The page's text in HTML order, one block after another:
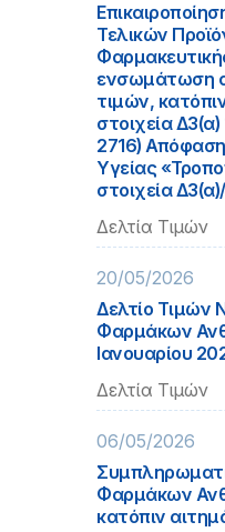
Τελικών
ενσωμάτωση
τιμών,
στοιχεία
2716)
Υγείας
στοιχεία
Δελτία Τιμών
20/05/2026
Δελτίο Τιμών
Φαρμάκων
Ιανουαρίου
Δελτία Τιμών
06/05/2026
Φαρμάκων
κατόπιν